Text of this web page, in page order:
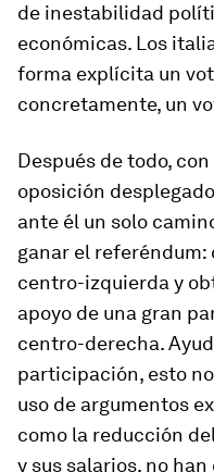
de inestabilidad
económicas. Los
forma explícita un
concretamente, un
Después de todo,
oposición
ante él un solo
ganar el
centro-izquierda y
apoyo de una gran
centro-derecha.
participación, esto
uso de argumentos
como la reducción
y sus salarios, no